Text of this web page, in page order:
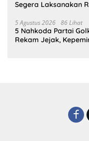
Segera Laksanakan
5 Agustus 2026 86 Lihat
5 Nahkoda Partai
Rekam Jejak,